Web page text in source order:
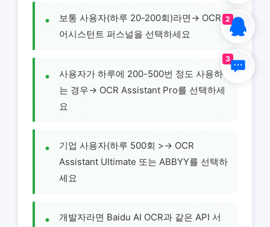
보통 사용자(하루 20-200회)라면→ OCR
어시스턴트 퍼스널을 선택하세요
사용자가 하루에 200-500번 정도 사용하
는 경우→ OCR Assistant Pro를 선택하세
요
기업 사용자(하루 500회 >→ OCR
Assistant Ultimate 또는 ABBYY를 선택하
세요
개발자라면 Baidu AI OCR과 같은 API 서
2
3